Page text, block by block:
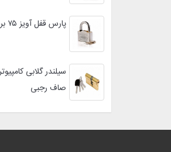
پارس قفل آویز ۷۵ برنجی
سیلندر گلابی
صاف رجبی